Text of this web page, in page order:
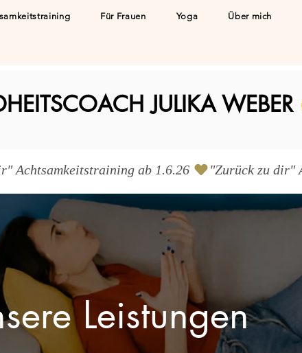
Für Frauen Yoga Über mich
JULIKA WEBER
Leistungen